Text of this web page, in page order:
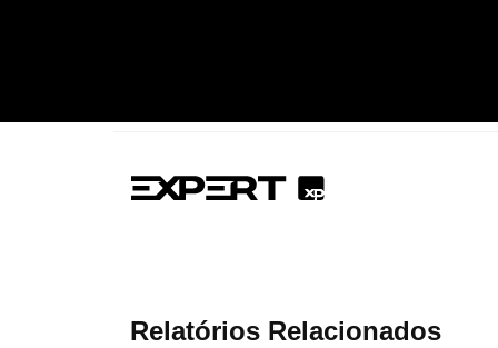
Relatórios Relacionados